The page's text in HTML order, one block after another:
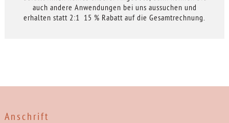
auch andere Anwendungen bei uns aussuchen und
erhalten statt 2:1 15 % Rabatt auf die Gesamtrechnung.
Anschrift